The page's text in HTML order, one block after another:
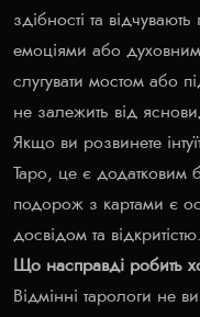
здібності та
емоціями або
слугувати мостом або
не залежить від
Якщо ви розвинете
Таро, це є
подорож з картами є
досвідом та відкритістю.
Що насправді робить
Відмінні тарологи не